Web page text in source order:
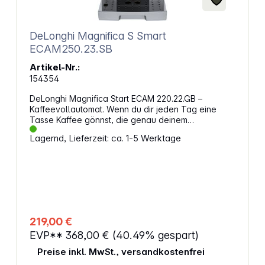
DeLonghi Magnifica S Smart
ECAM250.23.SB
Artikel-Nr.:
154354
DeLonghi Magnifica Start ECAM 220.22.GB –
Kaffeevollautomat. Wenn du dir jeden Tag eine
Tasse Kaffee gönnst, die genau deinem
Geschmack entspricht, dann ist dieses Gerät wie für
dich gemacht. Mit wenigen Handgriffen bereitest du
dir die volle Kontrolle über Menge und Intensität.
Auch die Milchaufschäumung gelingt dir ganz
einfach – für Cappuccino mit feinem Schaum.
Praktische Funktionen für deinen AlltagDie
Bedienung erfolgt über ein übersichtliches
Lagernd, Lieferzeit: ca. 1-5 Werktage
219,00 €
EVP** 368,00 € (40.49% gespart)
Preise inkl. MwSt., versandkostenfrei